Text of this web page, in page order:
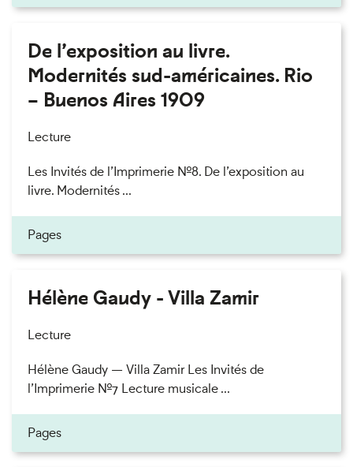
De l’exposition au livre.
Modernités sud-américaines. Rio
– Buenos Aires 1909
Lecture
Les Invités de l’Imprimerie n°8. De l’exposition au
livre. Modernités ...
Pages
Hélène Gaudy - Villa Zamir
Lecture
Hélène Gaudy — Villa Zamir Les Invités de
l’Imprimerie n°7 Lecture musicale ...
Pages